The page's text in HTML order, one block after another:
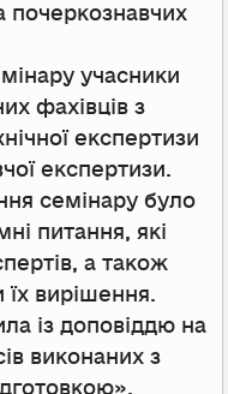
почеркознавчих
учасники
фахівців з
експертизи
експертизи.
семінару було
питання, які
а також
вирішення.
із доповіддю на
виконаних з